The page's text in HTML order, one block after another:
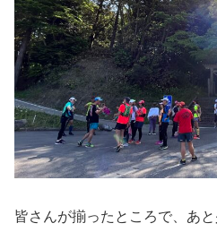
皆さんが揃ったところで、あ